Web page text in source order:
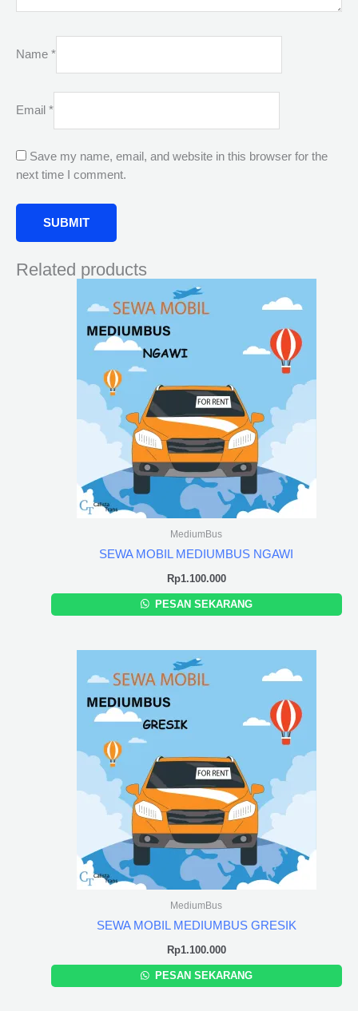
Name *
Email *
Save my name, email, and website in this browser for the
next time I comment.
Related products
MediumBus
SEWA MOBIL MEDIUMBUS NGAWI
Rp1.100.000
PESAN SEKARANG
MediumBus
SEWA MOBIL MEDIUMBUS GRESIK
Rp1.100.000
PESAN SEKARANG